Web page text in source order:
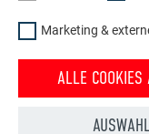
Marketing &
ALLE